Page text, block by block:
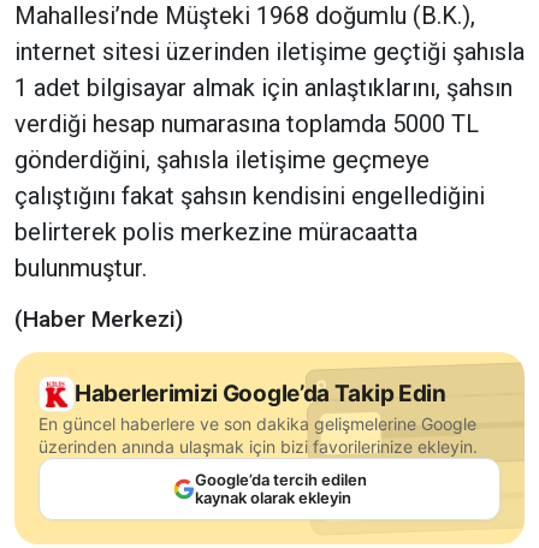
Mahallesi’nde Müşteki 1968 doğumlu (B.K.),
internet sitesi üzerinden iletişime geçtiği şahısla
1 adet bilgisayar almak için anlaştıklarını, şahsın
verdiği hesap numarasına toplamda 5000 TL
gönderdiğini, şahısla iletişime geçmeye
çalıştığını fakat şahsın kendisini engellediğini
belirterek polis merkezine müracaatta
bulunmuştur.
(Haber Merkezi)
Haberlerimizi Google’da Takip Edin
En güncel haberlere ve son dakika gelişmelerine Google
üzerinden anında ulaşmak için bizi favorilerinize ekleyin.
Google’da tercih edilen
kaynak olarak ekleyin